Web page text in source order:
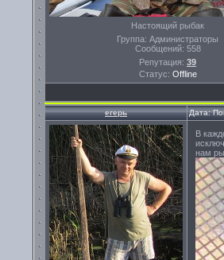
Настоящий рыбак
Группа: Администраторы
Сообщений: 558
Репутация: 39
Статус: Offline
егерь Дата:
В
нам